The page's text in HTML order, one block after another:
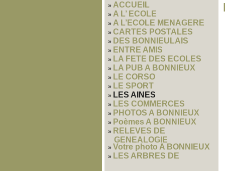
ACCUEIL
A L’ ECOLE
A L’ECOLE MENAGERE
CARTES POSTALES
DES BONNIEULAIS
ENTRE AMIS
LA FETE DES ECOLES
LA PUB A BONNIEUX
LE CORSO
LE SPORT
LES AINES
LES COMMERCES
PHOTOS A BONNIEUX
Poèmes A BONNIEUX
RELEVES DE
GENEALOGIE
Votre photo A BONNIEUX
LES ARBRES DE